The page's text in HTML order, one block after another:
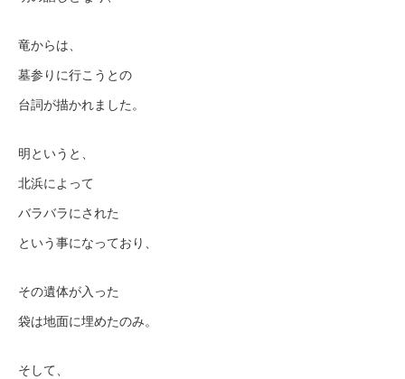
竜からは、
墓参りに行こうとの
台詞が描かれました。
明というと、
北浜によって
バラバラにされた
という事になっており、
その遺体が入った
袋は地面に埋めたのみ。
そして、